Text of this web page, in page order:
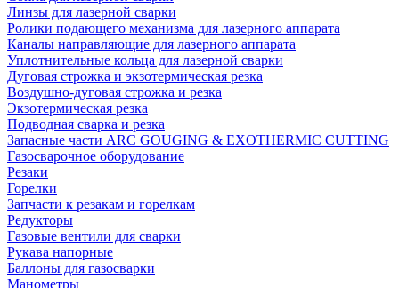
Линзы для лазерной сварки
Ролики подающего механизма для лазерного аппарата
Каналы направляющие для лазерного аппарата
Уплотнительные кольца для лазерной сварки
Дуговая строжка и экзотермическая резка
Воздушно-дуговая строжка и резка
Экзотермическая резка
Подводная сварка и резка
Запасные части ARC GOUGING & EXOTHERMIC CUTTING
Газосварочное оборудование
Резаки
Горелки
Запчасти к резакам и горелкам
Редукторы
Газовые вентили для сварки
Рукава напорные
Баллоны для газосварки
Манометры